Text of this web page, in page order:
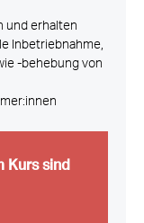
und erhalten
Inbetriebnahme,
-behebung von
sind